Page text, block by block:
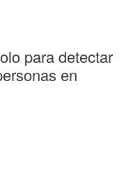
para detectar
en